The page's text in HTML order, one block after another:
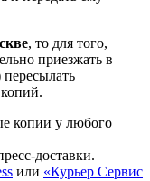
, то для того,
приезжать в
копии у любого
доставки.
или «Курьер Сервис